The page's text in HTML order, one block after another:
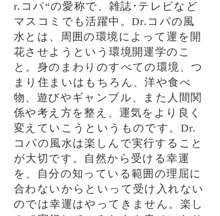
Dr.ｺﾊﾟ
話題のタグ
12星座占い
電話とメール鑑定のウラナ
関連記事
Dr.コパの開運縁起～心の友は
自分しだい～
Dr.コパの恋愛風水～男が求め
る女とは…～